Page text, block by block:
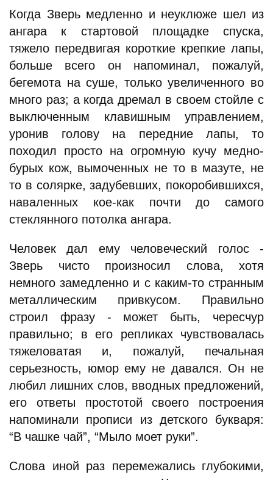
Когда Зверь медленно и неуклюже шел из
ангара к стартовой площадке спуска,
тяжело передвигая короткие крепкие лапы,
больше всего он напоминал, пожалуй,
бегемота на суше, только увеличенного во
много раз; а когда дремал в своем стойле с
выключенным клавишным управлением,
уронив голову на передние лапы, то
походил просто на огромную кучу медно-
бурых кож, вымоченных не то в мазуте, не
то в солярке, задубевших, покоробившихся,
наваленных кое-как почти до самого
стеклянного потолка ангара.
Человек дал ему человеческий голос -
Зверь чисто произносил слова, хотя
немного замедленно и с каким-то странным
металлическим привкусом. Правильно
строил фразу - может быть, чересчур
правильно; в его репликах чувствовалась
тяжеловатая и, пожалуй, печальная
серьезность, юмор ему не давался. Он не
любил лишних слов, вводных предложений,
его ответы простотой своего построения
напоминали прописи из детского букваря:
“В чашке чай”, “Мыло моет руки”.
Слова иной раз перемежались глубокими,